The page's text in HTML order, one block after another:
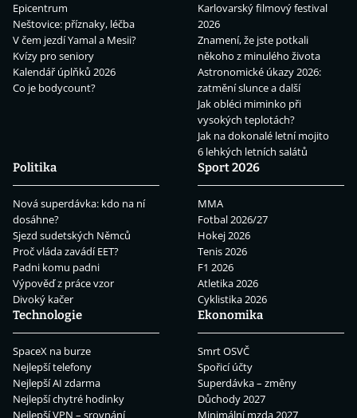
Epicentrum
Neštovice: příznaky, léčba
V čem jezdí Yamal a Mesii?
Kvízy pro seniory
Kalendář úplňků 2026
Co je bodycount?
Karlovarský filmový festival
2026
Znamení, že jste potkali
někoho z minulého života
Astronomické úkazy 2026:
zatmění slunce a další
Jak obléci miminko při
vysokých teplotách?
Jak na dokonalé letní mojito
6 lehkých letních salátů
Politika
Nová superdávka: kdo na ní
dosáhne?
Sjezd sudetských Němců
Proč vláda zavádí EET?
Padni komu padni
Výpověď z práce vzor
Divoký kačer
Sport 2026
MMA
Fotbal 2026/27
Hokej 2026
Tenis 2026
F1 2026
Atletika 2026
Cyklistika 2026
Technologie
SpaceX na burze
Nejlepší telefony
Nejlepší AI zdarma
Nejlepší chytré hodinky
Nejlepší VPN – srovnání
Ekonomika
Smrt OSVČ
Spořicí účty
Superdávka – změny
Důchody 2027
Minimální mzda 2027